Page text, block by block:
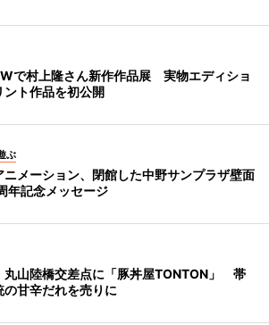
で村上隆さん新作作品展 実物エディショ
ント作品を初公開
ぶ
ニメーション、閉館した中野サンプラザ壁面
年記念メッセージ
丸山陸橋交差点に「豚丼屋TONTON」 帯
の甘辛だれを売りに